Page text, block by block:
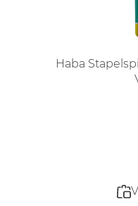
Haba